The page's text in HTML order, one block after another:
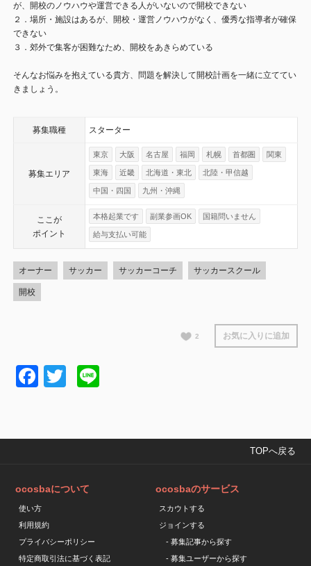
が、開校のノウハウや運営できる人がいないので開校できない
２．場所・施設はあるが、開校・運営ノウハウがなく、優秀な指導者が確保
できない
３．郊外で集客が困難なため、開校をあきらめている
​そんなお悩みを抱えている貴方、問題を解決して開校計画を一緒に立ててい
きましょう。
募集職種 スターター
募集エリア
東京 大阪 名古屋 福岡 札幌 首都圏 関東
東海 近畿 北海道・東北 北陸・甲信越
中国・四国 九州・沖縄
ここが
ポイント
本格起業です 副業参画OK 国籍問いません
給与支払い可能
オーナー サッカー サッカーコーチ サッカースクール
開校
2 お気に入りに追加
Facebook
Twitter
TOPへ戻る
ocosbaについて
使い方
利用規約
プライバシーポリシー
特定商取引法に基づく表記
ocosbaのサービス
スカウトする
ジョインする
- 募集記事から探す
- 募集ユーザーから探す